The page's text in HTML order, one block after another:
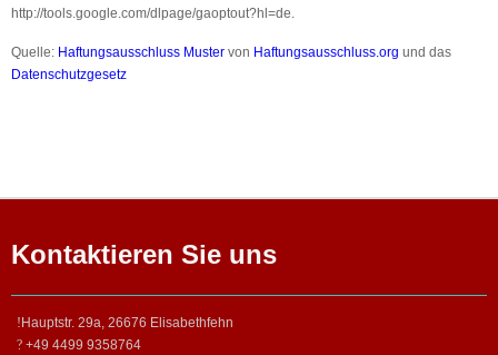
http://tools.google.com/dlpage/gaoptout?hl=de.
Quelle: Haftungsausschluss Muster von Haftungsausschluss.org und das
Datenschutzgesetz
Kontaktieren Sie uns
Hauptstr. 29a, 26676 Elisabethfehn
+49 4499 9358764